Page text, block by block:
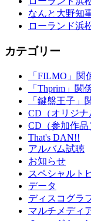
なんと大野知
ローランド浜
カテゴリー
「FILMO」関
「Thprim」関
「鍵盤王子」
CD（オリジナ
CD（参加作品
That's DAN!!
アルバム試聴
お知らせ
スペシャルト
データ
ディスコグラ
マルチメディ